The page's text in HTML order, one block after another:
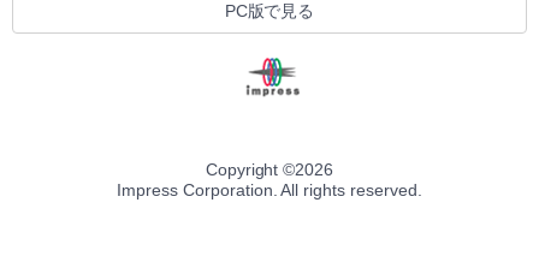
PC版で見る
Copyright ©2026
Impress Corporation. All rights reserved.